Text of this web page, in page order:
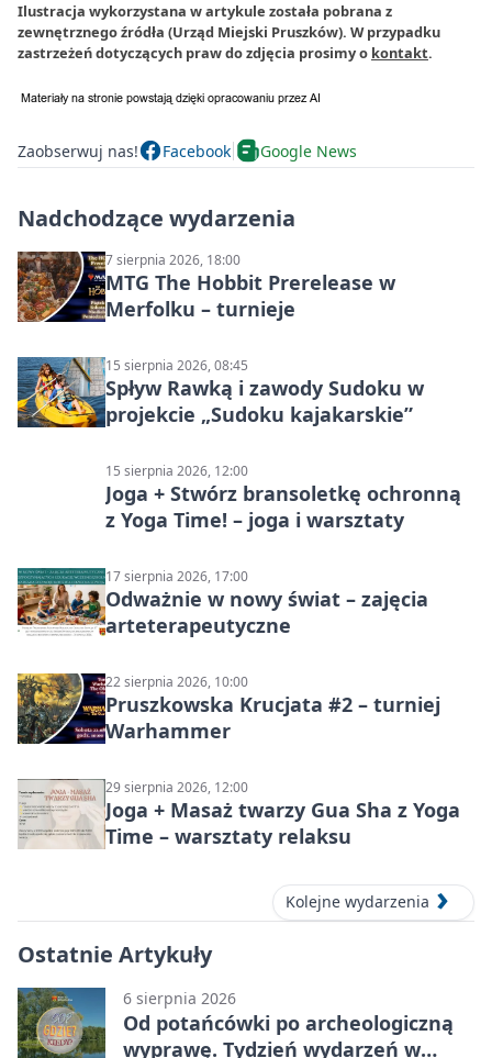
Ilustracja wykorzystana w artykule została pobrana z
zewnętrznego źródła (Urząd Miejski Pruszków). W przypadku
zastrzeżeń dotyczących praw do zdjęcia prosimy o kontakt.
Zaobserwuj nas! Facebook Google News
Nadchodzące wydarzenia
7 sierpnia 2026, 18:00
MTG The Hobbit Prerelease w
Merfolku – turnieje
15 sierpnia 2026, 08:45
Spływ Rawką i zawody Sudoku w
projekcie „Sudoku kajakarskie”
15 sierpnia 2026, 12:00
Joga + Stwórz bransoletkę ochronną
z Yoga Time! – joga i warsztaty
17 sierpnia 2026, 17:00
Odważnie w nowy świat – zajęcia
arteterapeutyczne
22 sierpnia 2026, 10:00
Pruszkowska Krucjata #2 – turniej
Warhammer
29 sierpnia 2026, 12:00
Joga + Masaż twarzy Gua Sha z Yoga
Time – warsztaty relaksu
Kolejne wydarzenia
Ostatnie Artykuły
6 sierpnia 2026
Od potańcówki po archeologiczną
wyprawę. Tydzień wydarzeń w